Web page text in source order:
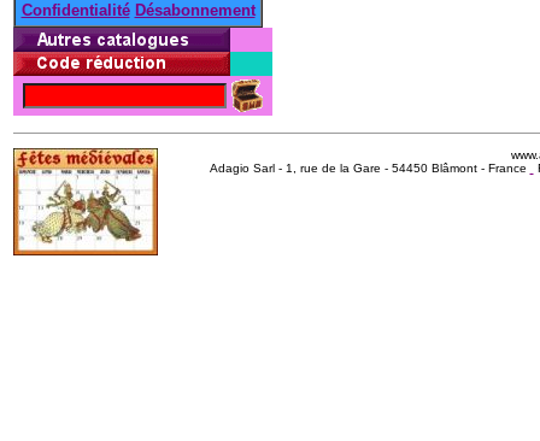
Confidentialité Désabonnement
Adagio Sarl - 1, rue de la Gare - 54450 Blâmont - France